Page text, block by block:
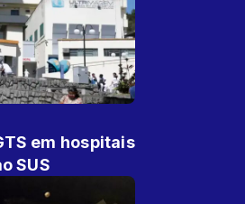
em hospitais
SUS